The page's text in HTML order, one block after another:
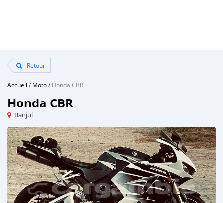
Retour
Accueil /Moto/Honda CBR
Honda CBR
Banjul